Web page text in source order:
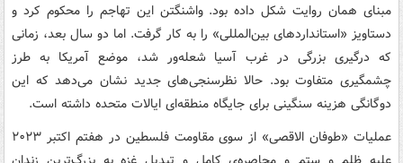
مبنای همان روایت شکل داده بود. واشنگتن این تهاجم را محکوم کرد و
دستاویز «استانداردهای بین‌المللی» را به کار گرفت. اما دو سال بعد، زمانی
که درگیری بزرگی در غرب آسیا شعله‌ور شد، موضع آمریکا به طرز
چشمگیری متفاوت بود. حالا نظرسنجی‌های جدید نشان می‌دهد که این
دوگانگی هزینه سنگینی برای جایگاه منطقه‌ای ایالات متحده داشته است.
عملیات «طوفان‌ الاقصی» از سوی مقاومت فلسطین در هفتم اکتبر ۲۰۲۳